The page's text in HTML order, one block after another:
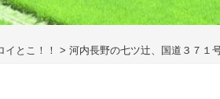
イとこ！！ > 河内長野の七ツ辻、国道３７１